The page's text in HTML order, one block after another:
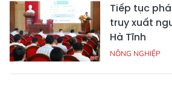
Tiếp tục
truy xuất
Hà Tĩnh
NÔNG NGHIỆP